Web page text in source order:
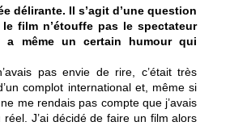
délirante. Il s’agit d’une question
film n’étouffe pas le spectateur
même un certain humour qui
pas envie de rire, c’était très
complot international et, même si
me rendais pas compte que j’avais
J’ai décidé de faire un film alors